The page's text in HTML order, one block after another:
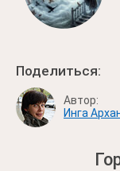
Поделиться:
Автор:
Инга